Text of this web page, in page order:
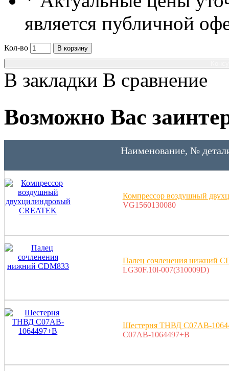
является публичной
Кол-во
В корзину
В закладки В сравнение
Возможно Вас
Наименование, №
Компрессор воздушный
VG1560130080
Палец сочленения нижний
LG30F.10l-007(310009D)
Шестерня ТНВД C07AB-
C07AB-1064497+B